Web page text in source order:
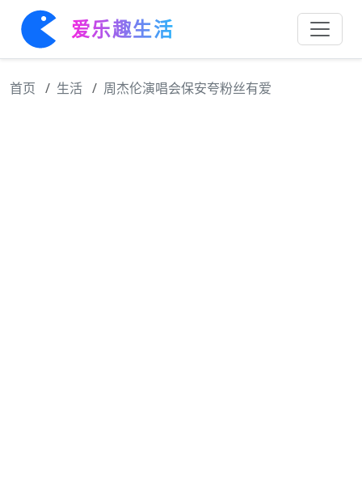
爱乐趣生活
首页 生活 周杰伦演唱会保安夸粉丝有爱